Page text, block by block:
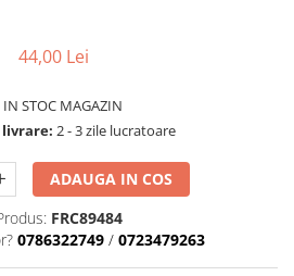
44,00 Lei
IN STOC MAGAZIN
2 - 3 zile lucratoare
ADAUGA IN COS
FRC89484
0786322749 / 0723479263